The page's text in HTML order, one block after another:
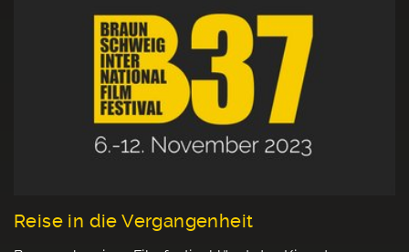
Reise in die Vergangenheit